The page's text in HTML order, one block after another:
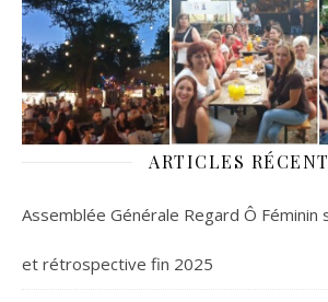
ARTICLES
Assemblée Générale Regard Ô
et rétrospective fin 2025